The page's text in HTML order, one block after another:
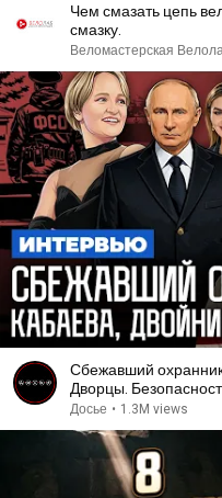
Чем смазать цепь
смазку.
Веломастерская
Сбежавший
Дворцы.
Досье • 1.3M views